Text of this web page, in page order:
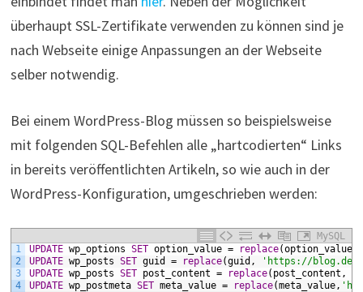
überhaupt SSL-Zertifikate verwenden zu können sind je
nach Webseite einige Anpassungen an der Webseite
selber notwendig.
Bei einem WordPress-Blog müssen so beispielsweise
mit folgenden SQL-Befehlen alle „hartcodierten“ Links
in bereits veröffentlichten Artikeln, so wie auch in der
WordPress-Konfiguration, umgeschrieben werden:
MySQL
1
2
3
4
UPDATE wp_options SET option_value = replace(option_value,
UPDATE wp_posts SET guid = replace(guid,
'https://
UPDATE wp_posts SET post_content = replace(post_content,
UPDATE wp_postmeta SET meta_value = replace(meta_value,